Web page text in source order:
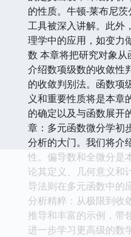
的性质。牛顿-莱布尼
工具被深入讲解。此外
理学中的应用，如变力
数 本章将把研究对象
介绍数项级数的收敛性
的收敛判别法。函数项
义和重要性质将是本章
的确定以及与函数展开
章：多元函数微分学初
分析的大门。我们将介
性。偏导数和全微分是
论其定义、几何意义和
导法则在多元函数中的
分析精粹：从极限到收
推导和丰富的示例，带
进一步学习更高级的数